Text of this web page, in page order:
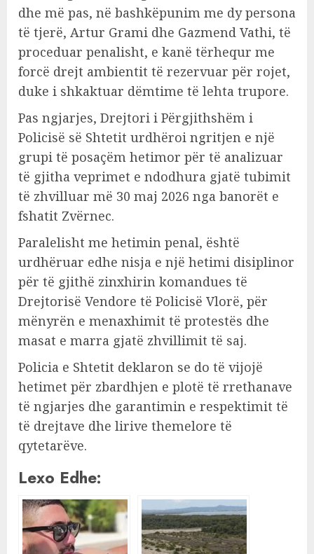
dhe më pas, në bashkëpunim me dy persona
të tjerë, Artur Grami dhe Gazmend Vathi, të
proceduar penalisht, e kanë tërhequr me
forcë drejt ambientit të rezervuar për rojet,
duke i shkaktuar dëmtime të lehta trupore.
Pas ngjarjes, Drejtori i Përgjithshëm i
Policisë së Shtetit urdhëroi ngritjen e një
grupi të posaçëm hetimor për të analizuar
të gjitha veprimet e ndodhura gjatë tubimit
të zhvilluar më 30 maj 2026 nga banorët e
fshatit Zvërnec.
Paralelisht me hetimin penal, është
urdhëruar edhe nisja e një hetimi disiplinor
për të gjithë zinxhirin komandues të
Drejtorisë Vendore të Policisë Vlorë, për
mënyrën e menaxhimit të protestës dhe
masat e marra gjatë zhvillimit të saj.
Policia e Shtetit deklaron se do të vijojë
hetimet për zbardhjen e plotë të rrethanave
të ngjarjes dhe garantimin e respektimit të
të drejtave dhe lirive themelore të
qytetarëve.
Lexo Edhe: